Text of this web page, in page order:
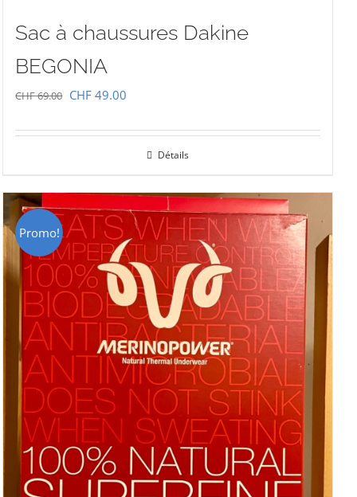
Sac à chaussures Dakine
BEGONIA
CHF69.00 Le
CHF 69.00.
CHF 49.00
CHF 49.00.
Détails
Promo!